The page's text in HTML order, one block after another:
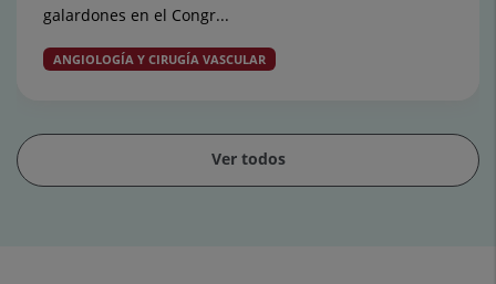
galardones en el Congr...
ANGIOLOGÍA Y CIRUGÍA VASCULAR
Ver todos